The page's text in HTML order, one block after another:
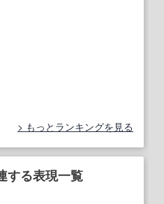
もっとランキングを見る
する表現一覧